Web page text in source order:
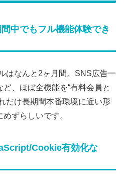
中でもフル機能体験でき
はなんと2ヶ月間。SNS広告一
、ほぼ全機能を“有料会員と
だけ長期間本番環境に近い形
ずらしいです。
Cookie有効化な